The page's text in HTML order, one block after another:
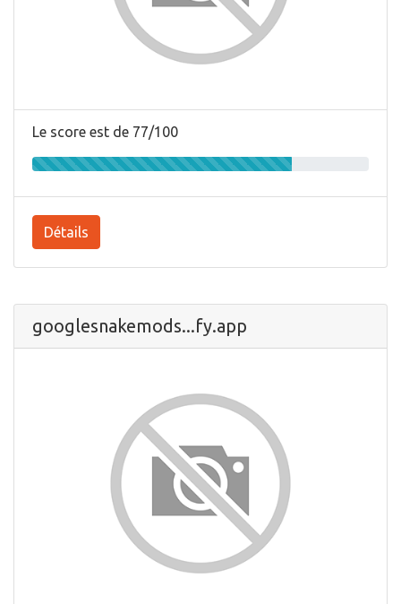
Le score est de 77/100
Détails
googlesnakemods...fy.app